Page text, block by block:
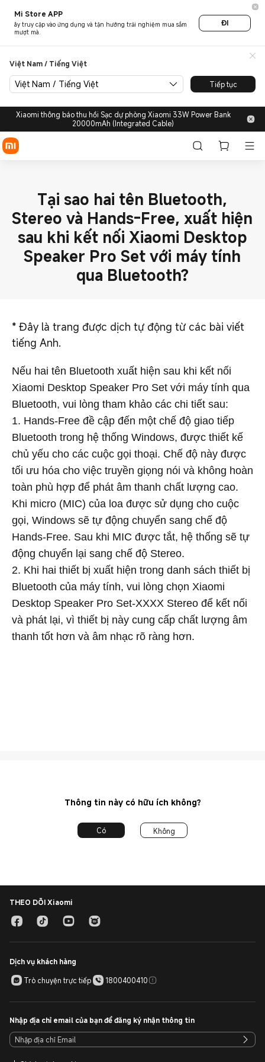
Mi Store APP
ãy truy cập vào ứng dụng và tận hưởng trải nghiệm mua sắm
mượt mà.
ĐI
Việt Nam / Tiếng Việt
Việt Nam / Tiếng Việt Tiếp tục
Xiaomi thông báo thu hồi Sạc dự phòng Xiaomi 33W Power Bank
20000mAh (Integrated Cable)
Tại sao hai tên Bluetooth,
Stereo và Hands-Free, xuất hiện
sau khi kết nối Xiaomi Desktop
Speaker Pro Set với máy tính
qua Bluetooth?
* Đây là trang được dịch tự động từ các bài viết
tiếng Anh.
Nếu hai tên Bluetooth xuất hiện sau khi kết nối
Xiaomi Desktop Speaker Pro Set với máy tính qua
Bluetooth, vui lòng tham khảo các chi tiết sau:
1. Hands-Free đề cập đến một chế độ giao tiếp
Bluetooth trong hệ thống Windows, được thiết kế
chủ yếu cho các cuộc gọi thoại. Chế độ này được
tối ưu hóa cho việc truyền giọng nói và không hoàn
toàn phù hợp để phát âm thanh chất lượng cao.
Khi micro (MIC) của loa được sử dụng cho cuộc
gọi, Windows sẽ tự động chuyển sang chế độ
Hands-Free. Sau khi MIC được tắt, hệ thống sẽ tự
động chuyển lại sang chế độ Stereo.
2. Khi hai thiết bị xuất hiện trong danh sách thiết bị
Bluetooth của máy tính, vui lòng chọn Xiaomi
Desktop Speaker Pro Set-XXXX Stereo để kết nối
và phát lại, vì thiết bị này cung cấp chất lượng âm
thanh tốt hơn và âm nhạc rõ ràng hơn.
Thông tin này có hữu ích không?
Có Không
THEO DÕI Xiaomi
Dịch vụ khách hàng
Trò chuyện trực tiếp
1800400410
Nhập địa chỉ email của bạn để đăng ký nhận thông tin